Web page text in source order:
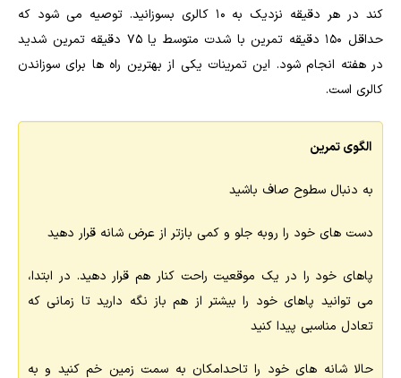
کند در هر دقیقه نزدیک به 10 کالری بسوزانید. توصیه می شود که
حداقل 150 دقیقه تمرین با شدت متوسط یا 75 دقیقه تمرین شدید
در هفته انجام شود. این تمرینات یکی از بهترین راه ها برای سوزاندن
کالری است.
الگوی تمرین
به دنبال سطوح صاف باشید
دست های خود را روبه جلو و کمی بازتر از عرض شانه قرار دهید
پاهای خود را در یک موقعیت راحت کنار هم قرار دهید. در ابتدا،
می توانید پاهای خود را بیشتر از هم باز نگه دارید تا زمانی که
تعادل مناسبی پیدا کنید
حالا شانه های خود را تاحدامکان به سمت زمین خم کنید و به